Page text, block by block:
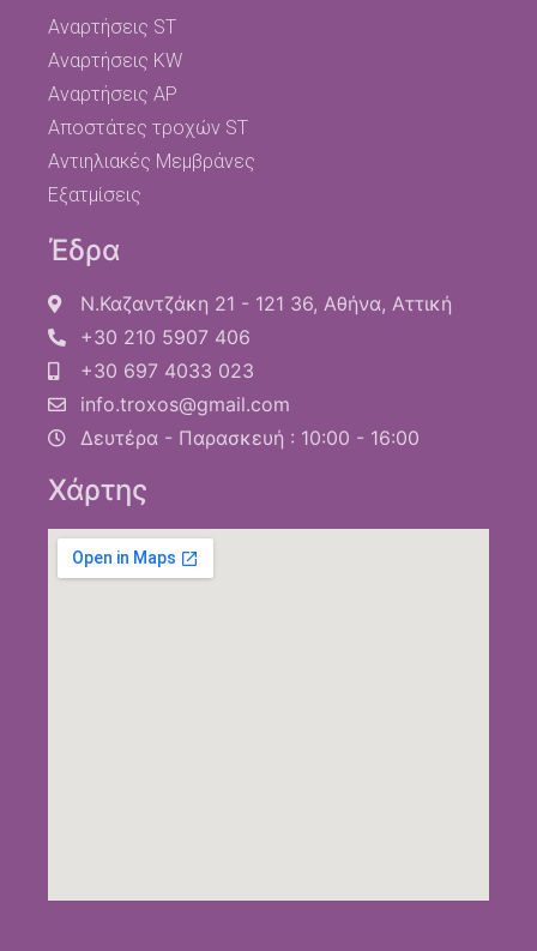
Αναρτήσεις ST
Αναρτήσεις KW
Αναρτήσεις AP
Αποστάτες τροχών ST
Αντιηλιακές Μεμβράνες
Εξατμίσεις
Έδρα
Ν.Καζαντζάκη 21 - 121 36, Αθήνα, Αττική
+30 210 5907 406
+30 697 4033 023
info.troxos@gmail.com
Δευτέρα - Παρασκευή : 10:00 - 16:00
Χάρτης